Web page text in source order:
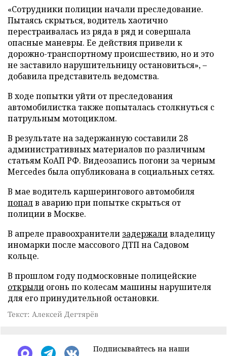
«Сотрудники полиции начали преследование.
Пытаясь скрыться, водитель хаотично
перестраивалась из ряда в ряд и совершала
опасные маневры. Ее действия привели к
дорожно-транспортному происшествию, но и это
не заставило нарушительницу остановиться», –
добавила представитель ведомства.
В ходе попытки уйти от преследования
автомобилистка также попыталась столкнуться с
патрульным мотоциклом.
В результате на задержанную составили 28
административных материалов по различным
статьям КоАП РФ. Видеозапись погони за черным
Mercedes была опубликована в социальных сетях.
В мае водитель каршерингового автомобиля
попалв аварию при попытке скрыться от
полиции в Москве.
В апреле правоохранители задержаливладелицу
иномарки после массового ДТП на Садовом
кольце.
В прошлом году подмосковные полицейские
открыли огонь по колесам машины нарушителя
для его принудительной остановки.
Текст: Алексей Дегтярёв
Подписывайтесь на наши